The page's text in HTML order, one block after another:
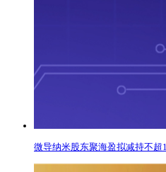
微导纳米股东聚海盈拟减持不